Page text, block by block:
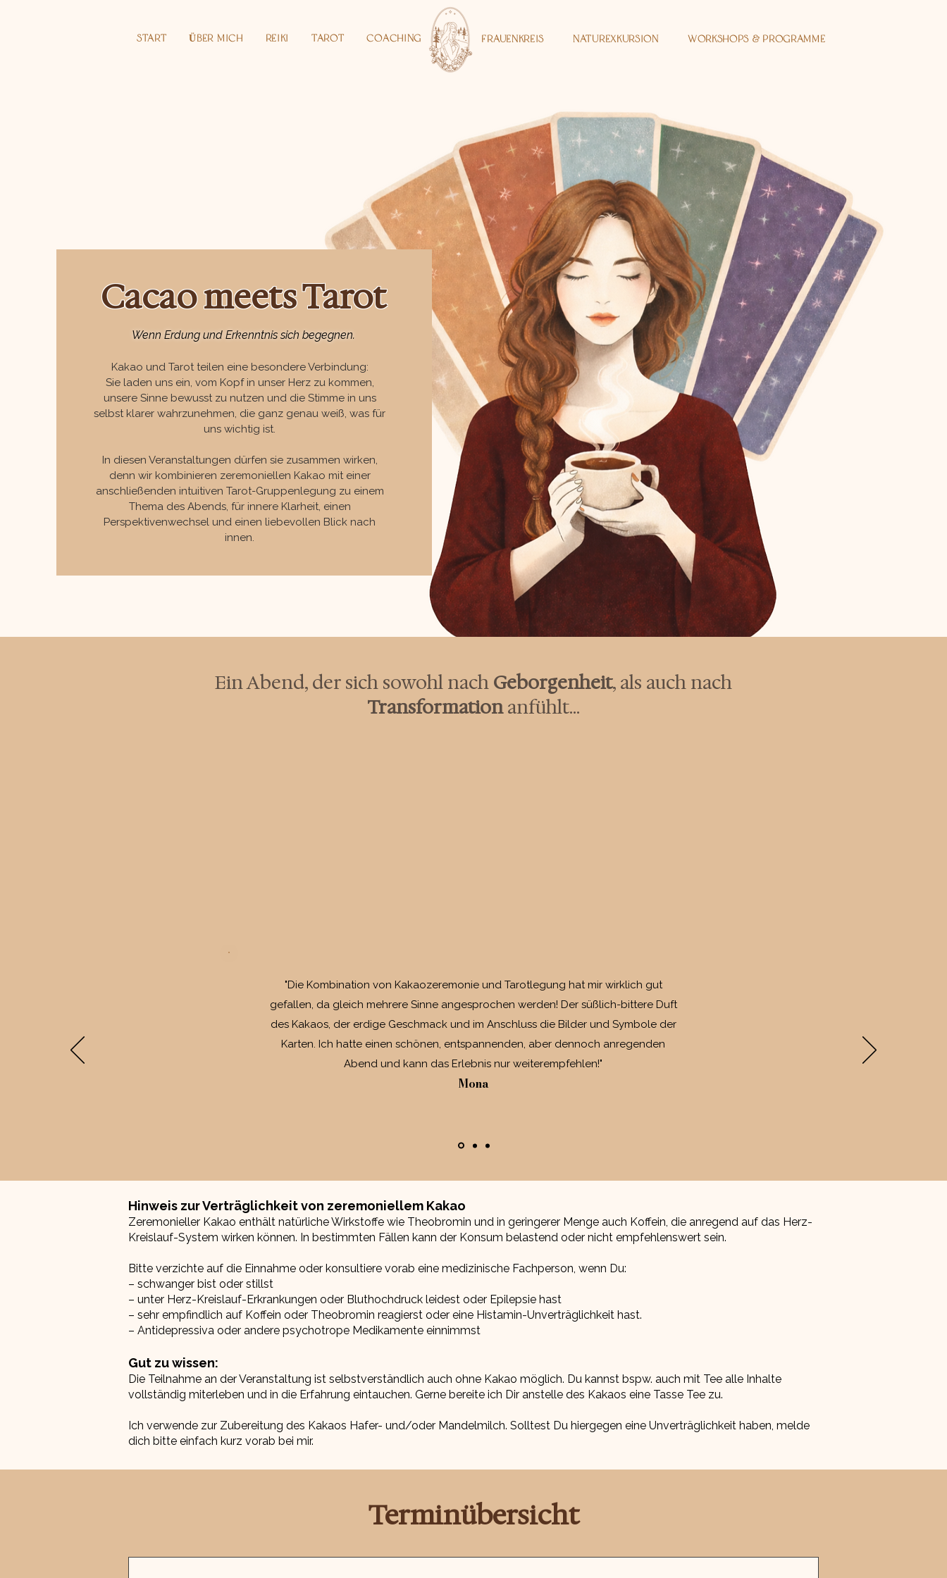
Start Über Mich Reiki Tarot Coaching Frauenkreis Naturexkursion Workshops & Programme
Cacao meets Tarot
Wenn Erdung und Erkenntnis sich begegnen.
Kakao und Tarot teilen eine besondere Verbindung:
Sie laden uns ein, vom Kopf in unser Herz zu kommen,
unsere Sinne bewusst zu nutzen und die Stimme in uns
selbst klarer wahrzunehmen, die ganz genau weiß, was für
uns wichtig ist.
In diesen Veranstaltungen dürfen sie zusammen wirken,
denn wir kombinieren zeremoniellen Kakao mit einer
anschließenden intuitiven Tarot-Gruppenlegung zu einem
Thema des Abends, für innere Klarheit, einen
Perspektivenwechsel und einen liebevollen Blick nach
innen.​
Ein Abend, der sich sowohl nach Geborgenheit, als auch nach
Transformationanfühlt...
"Die Kombination von Kakaozeremonie und Tarotlegung hat mir wirklich gut
gefallen, da gleich mehrere Sinne angesprochen werden! Der süßlich-bittere Duft
des Kakaos, der erdige Geschmack und im Anschluss die Bilder und Symbole der
Karten. Ich hatte einen schönen, entspannenden, aber dennoch anregenden
Abend und kann das Erlebnis nur weiterempfehlen!"
Mona
Hinweis zur Verträglichkeit von zeremoniellem Kakao
Zeremonieller Kakao enthält natürliche Wirkstoffe wie Theobromin und in geringerer Menge auch Koffein, die anregend auf das Herz-
Kreislauf-System wirken können. In bestimmten Fällen kann der Konsum belastend oder nicht empfehlenswert sein.
Bitte verzichte auf die Einnahme oder konsultiere vorab eine medizinische Fachperson, wenn Du:
– schwanger bist oder stillst
– unter Herz-Kreislauf-Erkrankungen oder Bluthochdruck leidest oder Epilepsie hast
– sehr empfindlich auf Koffein oder Theobromin reagierst oder eine Histamin-Unverträglichkeit hast.
– Antidepressiva oder andere psychotrope Medikamente einnimmst
Gut zu wissen:
Die Teilnahme an der Veranstaltung ist selbstverständlich auch ohne Kakao möglich. Du kannst bspw. auch mit Tee alle Inhalte
vollständig miterleben und in die Erfahrung eintauchen. Gerne bereite ich Dir anstelle des Kakaos eine Tasse Tee zu.
Ich verwende zur Zubereitung des Kakaos Hafer- und/oder Mandelmilch. Solltest Du hiergegen eine Unverträglichkeit haben, melde
dich bitte einfach kurz vorab bei mir.
Terminübersicht